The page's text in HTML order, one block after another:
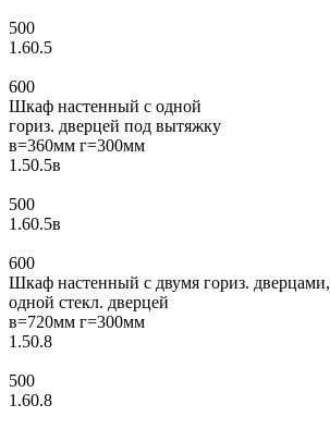
500
1.60.5
600
Шкаф настенный с одной
гориз. дверцей под вытяжку
в=360мм г=300мм
1.50.5в
500
1.60.5в
600
Шкаф настенный с двумя гориз. дверцами,
одной стекл. дверцей
в=720мм г=300мм
1.50.8
500
1.60.8